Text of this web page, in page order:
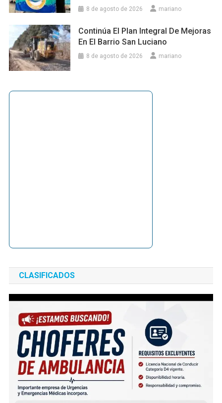
8 de agosto de 2026 mariano
Continúa El Plan Integral De Mejoras
En El Barrio San Luciano
8 de agosto de 2026 mariano
CLASIFICADOS